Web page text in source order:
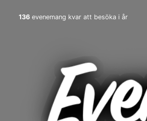
136 evenemang kvar att besöka i år